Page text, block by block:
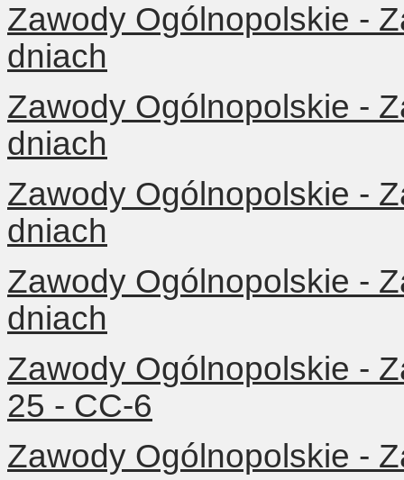
Zawody Ogólnopolskie -
dniach
Zawody Ogólnopolskie -
dniach
Zawody Ogólnopolskie -
dniach
Zawody Ogólnopolskie -
dniach
Zawody Ogólnopolskie -
25 - CC-6
Zawody Ogólnopolskie -